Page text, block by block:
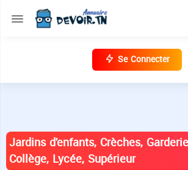
Se Connecter
Jardins d'enfants, Crèches,
Collège, Lycée, Supérieur